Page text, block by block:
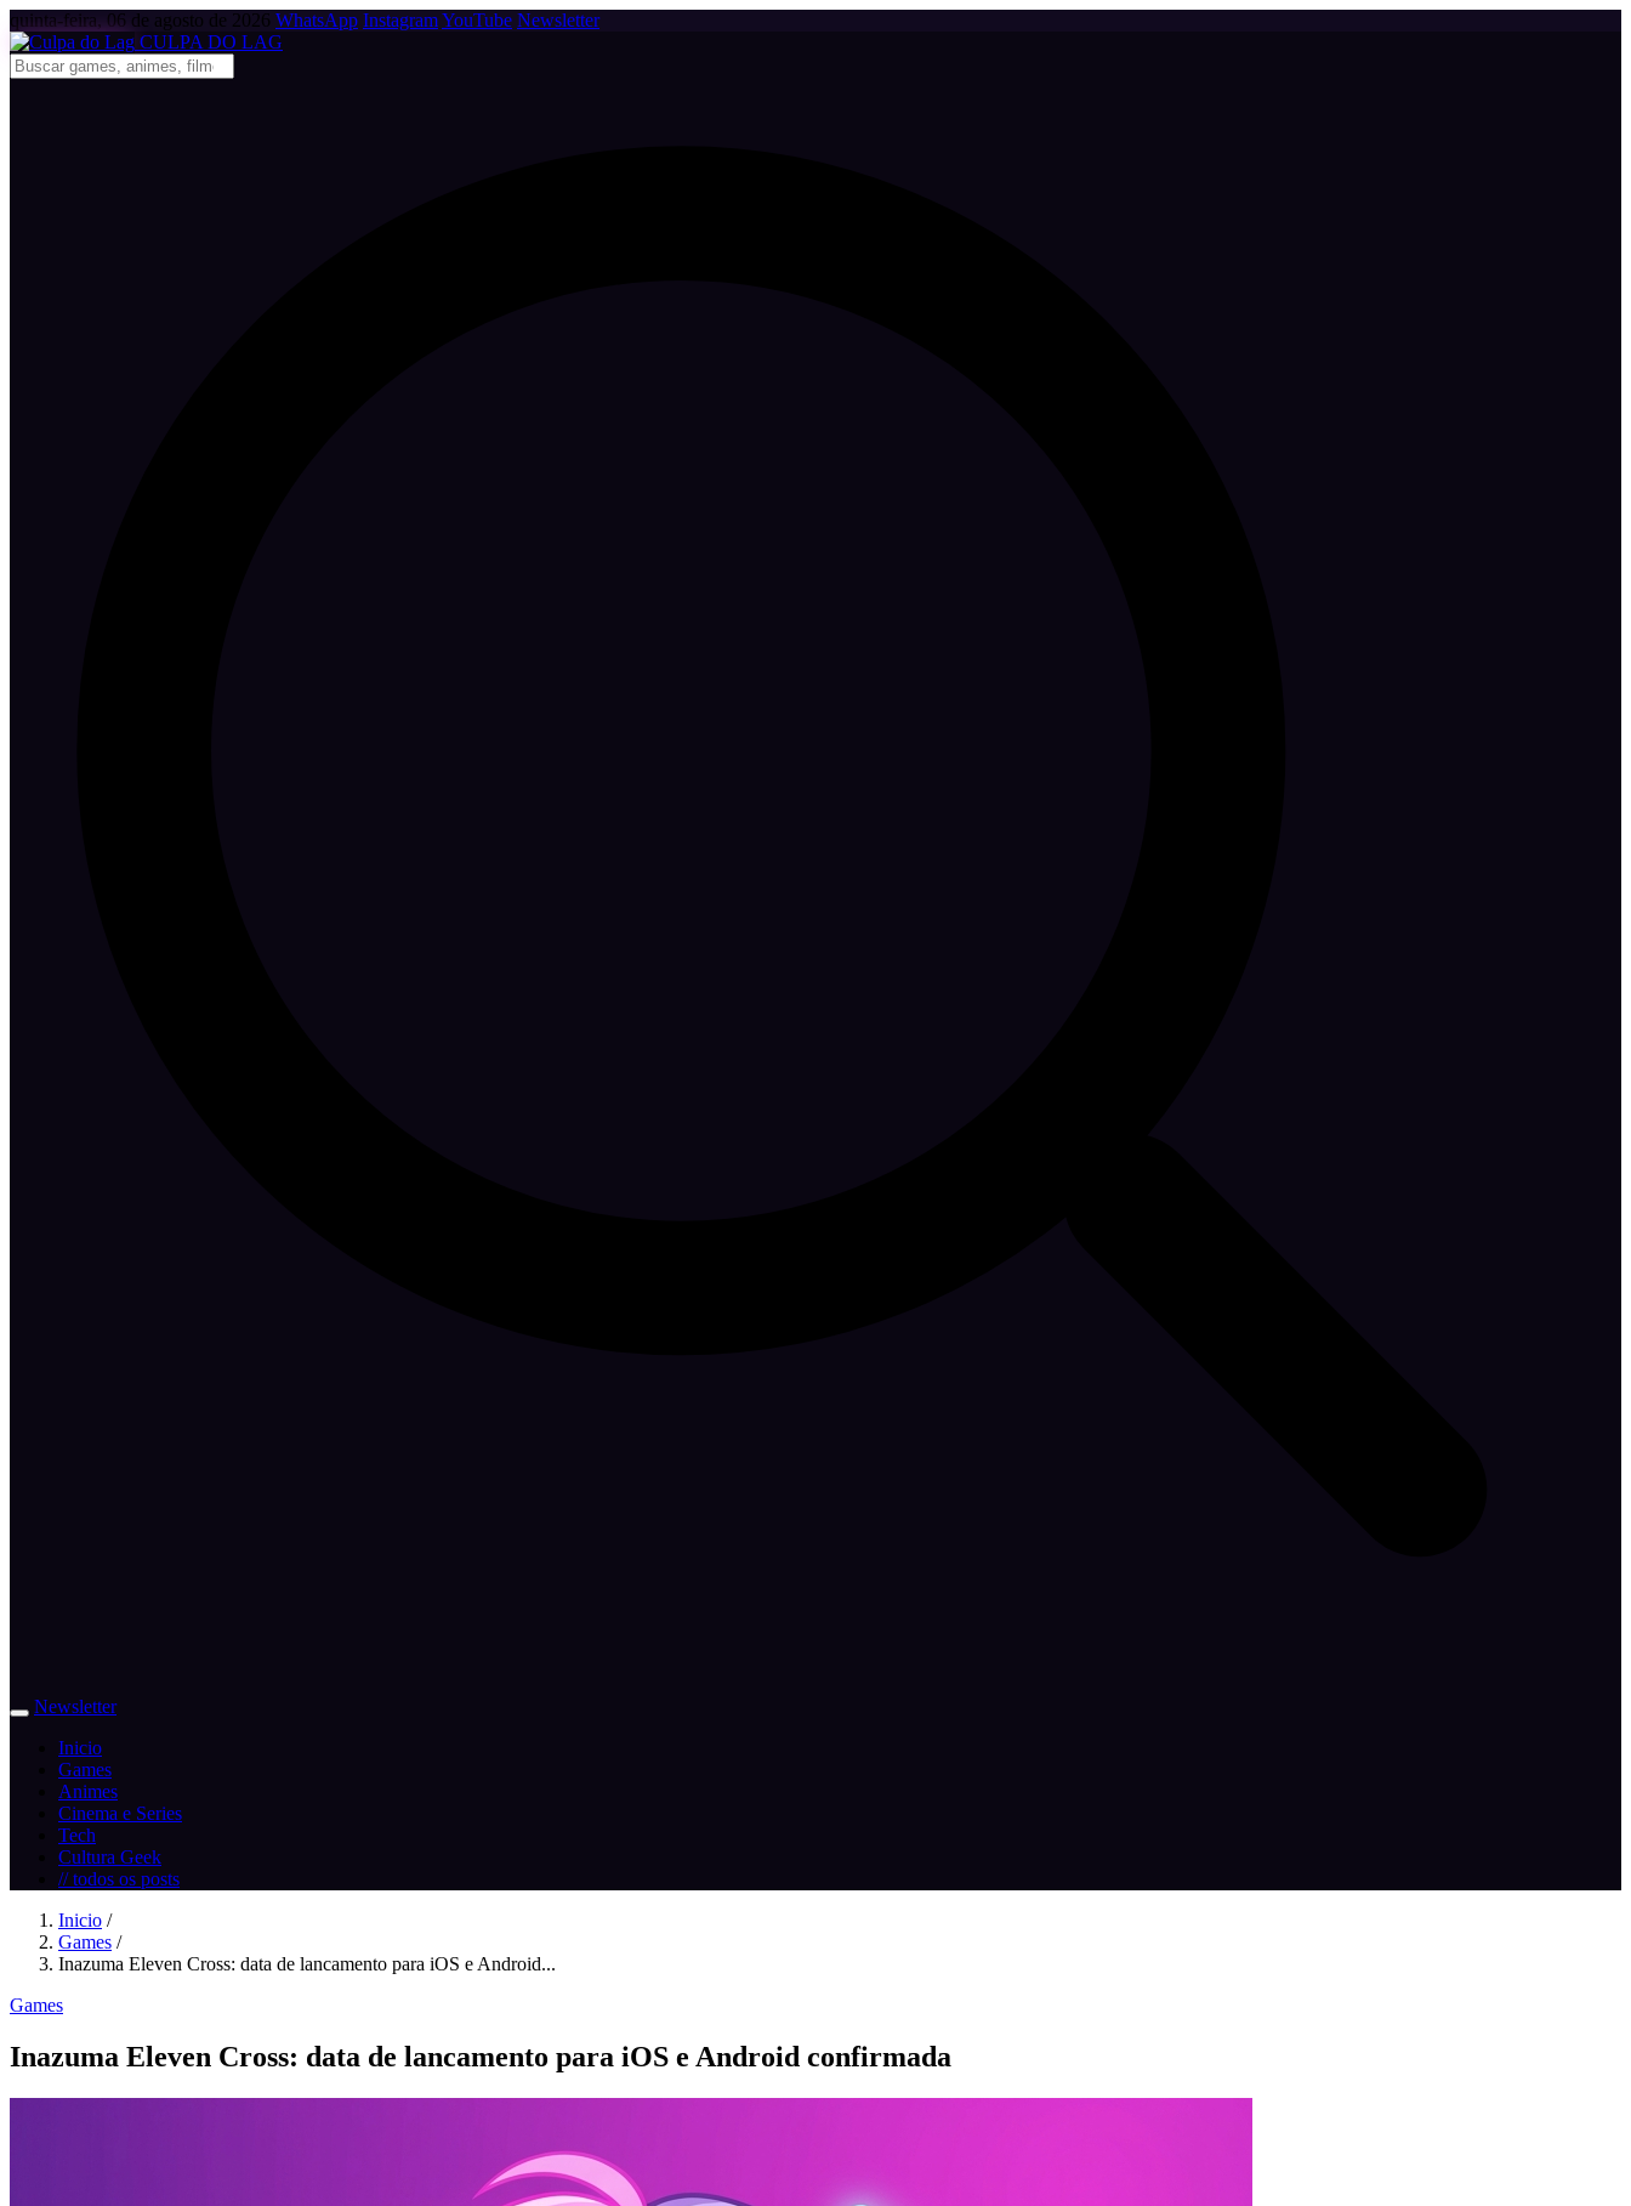
quinta-feira, 06 de agosto de 2026 WhatsApp InstagramYouTube Newsletter
CULPA DO LAG
Newsletter
Inicio
Games
Animes
Cinema e Series
Tech
Cultura Geek
// todos os posts
Inicio /
Games /
Inazuma Eleven Cross: data de lancamento para iOS e Android...
Games
Inazuma Eleven Cross: data de lancamento para iOS e Android confirmada